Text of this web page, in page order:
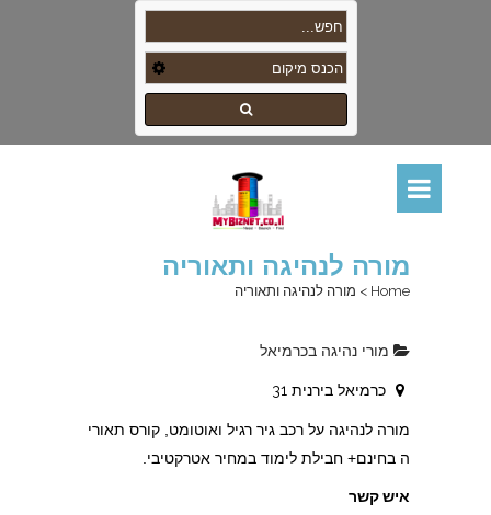
מורה לנהיגה ותאוריה
Home
> מורה לנהיגה ותאוריה
מורי נהיגה בכרמיאל
כרמיאל בירנית 31
מורה לנהיגה על רכב גיר רגיל ואוטומט, קורס תאורי
ה בחינם+ חבילת לימוד במחיר אטרקטיבי.
איש קשר